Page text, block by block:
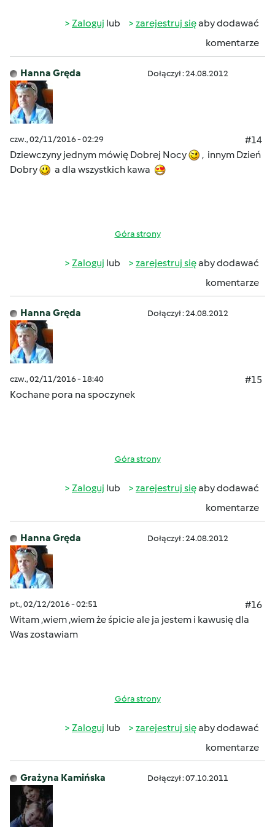
Zaloguj lub zarejestruj sięaby dodawać
komentarze
Hanna Gręda Dołączył : 24.08.2012
czw., 02/11/2016 - 02:29
#14
Dziewczyny jednym mówię Dobrej Nocy
, innym Dzień
Dobry
a dla wszystkich kawa
Góra strony
Zaloguj lub zarejestruj sięaby dodawać
komentarze
Hanna Gręda Dołączył : 24.08.2012
czw., 02/11/2016 - 18:40
#15
Kochane pora na spoczynek
Góra strony
Zaloguj lub zarejestruj sięaby dodawać
komentarze
Hanna Gręda Dołączył : 24.08.2012
pt., 02/12/2016 - 02:51
#16
Witam ,wiem ,wiem że śpicieale ja jestem i kawusię dla
Was zostawiam
Góra strony
Zaloguj lub zarejestruj sięaby dodawać
komentarze
Grażyna Kamińska Dołączył : 07.10.2011